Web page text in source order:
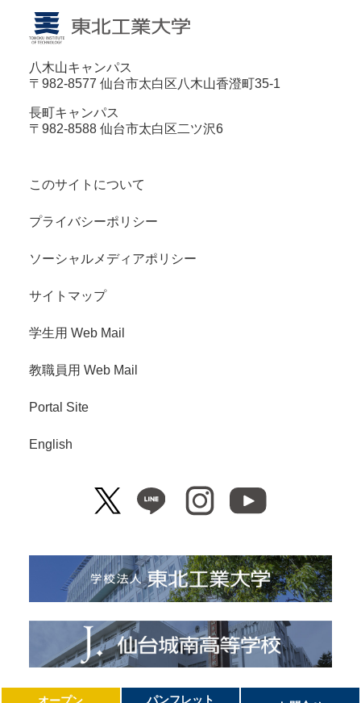
八木山キャンパス
〒982-8577 仙台市太白区八木山香澄町35-1
長町キャンパス
〒982-8588 仙台市太白区二ツ沢6
このサイトについて
プライバシーポリシー
ソーシャルメディアポリシー
サイトマップ
学生用 Web Mail
教職員用 Web Mail
Portal Site
English
Copyright© Tohoku Institute of Technology. All Right Reserved.
オープン パンフレット